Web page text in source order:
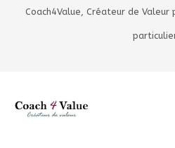
Coach4Value, Créateur de